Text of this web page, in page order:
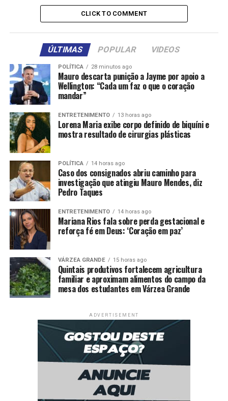
trabalhou no gabinete de Dirceu entre 2017 e 2018 e
teria atuado, de acordo com a Polícia Federal, como
intermediário em operações relacionadas ao
recebimento de recursos, pagamento de despesas
familiares e negociações imobiliárias realizadas por meio
de terceiros, com o objetivo de conferir aparência de
legalidade às transações.
Entre os elementos identificados estão depósitos e
saques em espécie que, somados, ultrapassam R$ 3,2
milhões oriundos de empresas do agronegócio que
possuíam litígios agrários em trâmite no Tribunal.
Dirceu dos Santos está afastado do TJMT desde março
por determinação do Conselho Nacional de Justiça (CNJ)
por suspeitas de obtenção de vantagens e troca de
decisões judiciais.
Mandados de busca e apreensão domiciliar, busca
pessoal e medidas de afastamento dos sigilos bancário,
fiscal e telemático de investigados foram cumpridos
nesta segunda-feira. As casas de Dirceu e Faissal foram
vasculhadas pelos federais em busca de documentos e
elementos probatórios.
Montblanc, uma pistola, um revólver e até um fuzil,
além de munições, foram apreendidos pela Polícia
CLICK TO COMMENT
ÚLTIMAS POPULAR VIDEOS
POLÍTICA 28 minutos ago
Mauro descarta punição a Jayme por apoio a
Wellington: “Cada um faz o que o coração
mandar”
ENTRETENIMENTO 13 horas ago
Lorena Maria exibe corpo definido de biquíni e
mostra resultado de cirurgias plásticas
POLÍTICA 14 horas ago
Caso dos consignados abriu caminho para
investigação que atingiu Mauro Mendes, diz
Pedro Taques
ENTRETENIMENTO 14 horas ago
Mariana Rios fala sobre perda gestacional e
reforça fé em Deus: ‘Coração em paz’
VÁRZEA GRANDE 15 horas ago
Quintais produtivos fortalecem agricultura
familiar e aproximam alimentos do campo da
mesa dos estudantes em Várzea Grande
ADVERTISEMENT